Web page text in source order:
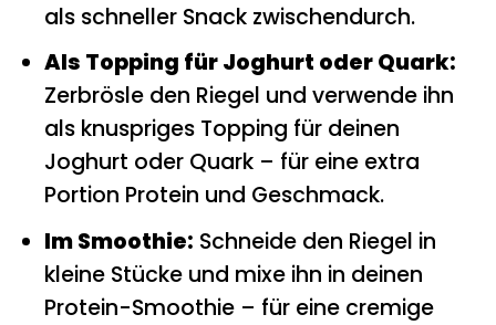
als schneller Snack zwischendurch.
Als Topping für Joghurt oder Quark:
Zerbrösle den Riegel und verwende ihn
als knuspriges Topping für deinen
Joghurt oder Quark – für eine extra
Portion Protein und Geschmack.
Im Smoothie: Schneide den Riegel in
kleine Stücke und mixe ihn in deinen
Protein-Smoothie – für eine cremige